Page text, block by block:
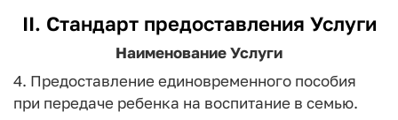
II. Стандарт предоставления Услуги
Наименование Услуги
4. Предоставление единовременного пособия
при передаче ребенка на воспитание в семью.